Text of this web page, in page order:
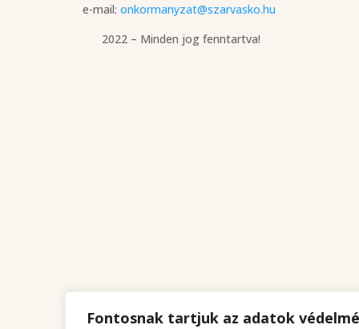
Fontosnak tartjuk az adatok
e-mail:onkormanyzat@szarvasko.hu
2022 – Minden jog fenntartva!